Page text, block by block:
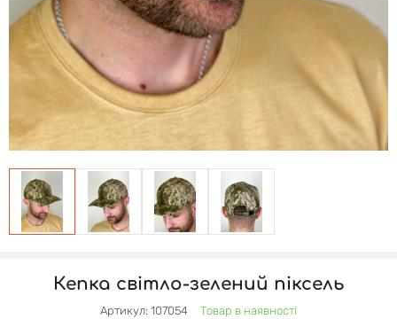
Кепка світло-зелений піксель
Артикул: 107054 Товар в наявності